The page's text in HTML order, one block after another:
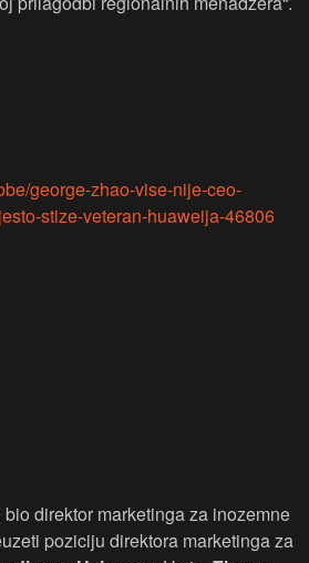
george-zhao-vise-nije-ceo-
stize-veteran-huaweija-46806
direktor marketinga za inozemne
poziciju direktora marketinga za